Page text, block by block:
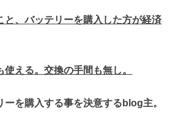
と、バッテリーを購入した方が経済
える。交換の手間も無し。
ーを購入する事を決意するblog主。